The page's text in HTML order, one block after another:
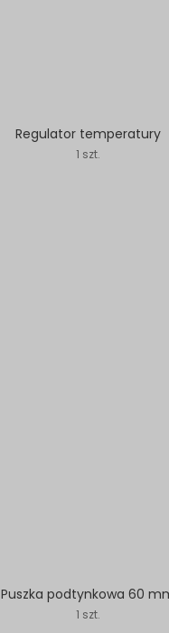
Regulator temperatury
1 szt.
Puszka podtynkowa 60
1 szt.